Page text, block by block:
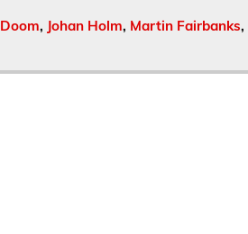
Doom, Johan Holm, Martin Fairbanks,